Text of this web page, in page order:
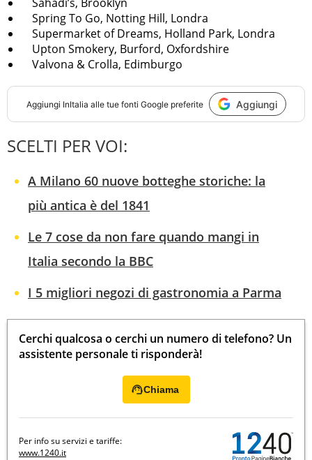
Spring To Go, Notting Hill, Londra
Supermarket of Dreams, Holland Park, Londra
Upton Smokery, Burford, Oxfordshire
Valvona & Crolla, Edimburgo
Aggiungi InItalia alle tue fonti Google preferite Aggiungi
SCELTI PER VOI:
A Milano 60 nuove botteghe storiche: la
più antica è del 1841
Le 7 cose da non fare quando mangi in
Italia secondo la BBC
I 5 migliori negozi di gastronomia a Parma
Cerchi qualcosa o cerchi un numero di telefono? Un
assistente personale ti risponderà!
Chiama
Per info su servizi e tariffe:
www.1240.it